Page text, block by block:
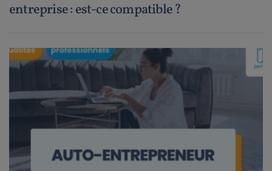
entreprise : est-ce compatible ?